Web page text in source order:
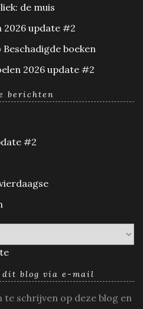
de muis
2026 update #2
Beschadigde boeken
2026 update #2
berichten
#2
dit blog via e-mail
te schrijven op deze blog en